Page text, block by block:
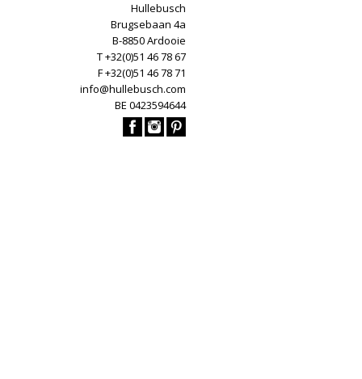
Hullebusch
Brugsebaan 4a
B-8850 Ardooie
T +32(0)51 46 78 67
F +32(0)51 46 78 71
info@hullebusch.com
BE 0423594644